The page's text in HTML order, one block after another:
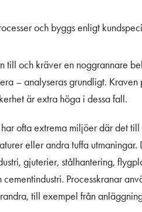
och byggs enligt
till och kräver en noggrannare
– analyseras grundligt.
är extra höga i dessa fall.
ofta extrema miljöer där det
eller andra tuffa utmaningar.
gjuterier, stålhantering,
Processkranar
till exempel från